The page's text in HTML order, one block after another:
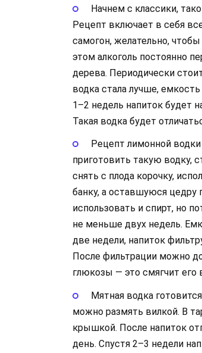
Начнем с классики,
Рецепт включает в себя
самогон, желательно,
этом алкоголь постоянно
дерева. Периодически
водка стала лучше,
1–2 недель напиток будет
Такая водка будет
Рецепт лимонной
приготовить такую водку,
снять с плода корочку,
банку, а оставшуюся
использовать и спирт, но
не меньше двух недель.
две недели, напиток
После фильтрации можно
глюкозы — это смягчит его
Мятная водка
можно размять вилкой. В
крышкой. После напиток
день. Спустя 2–3 недели